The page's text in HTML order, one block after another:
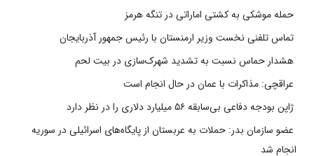
حمله موشکی به کشتی اماراتی در تنگه هرمز
تماس تلفنی نخست وزیر ارمنستان با رئیس جمهور آذربایجان
هشدار حماس نسبت به تشدید شهرک‌سازی در بیت‌ لحم
عراقچی: مذاکرات با عمان در حال انجام است
ژاپن بودجه دفاعی بی‌سابقه ۵۶ میلیارد دلاری را در نظر دارد
عضو سازمان بدر: حملات به عربستان از پایگاه‌های اسرائیلی در سوریه
انجام شد